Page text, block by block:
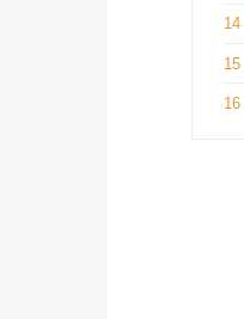
14
15
16